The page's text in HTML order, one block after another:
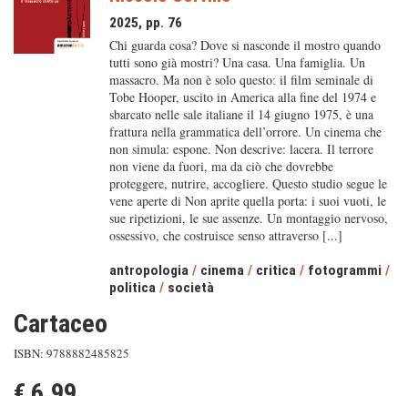
2025, pp. 76
Chi guarda cosa? Dove si nasconde il mostro quando
tutti sono già mostri? Una casa. Una famiglia. Un
massacro. Ma non è solo questo: il film seminale di
Tobe Hooper, uscito in America alla fine del 1974 e
sbarcato nelle sale italiane il 14 giugno 1975, è una
frattura nella grammatica dell’orrore. Un cinema che
non simula: espone. Non descrive: lacera. Il terrore
non viene da fuori, ma da ciò che dovrebbe
proteggere, nutrire, accogliere. Questo studio segue le
vene aperte di Non aprite quella porta: i suoi vuoti, le
sue ripetizioni, le sue assenze. Un montaggio nervoso,
ossessivo, che costruisce senso attraverso [...]
antropologia / cinema / critica / fotogrammi /
politica / società
Cartaceo
ISBN: 9788882485825